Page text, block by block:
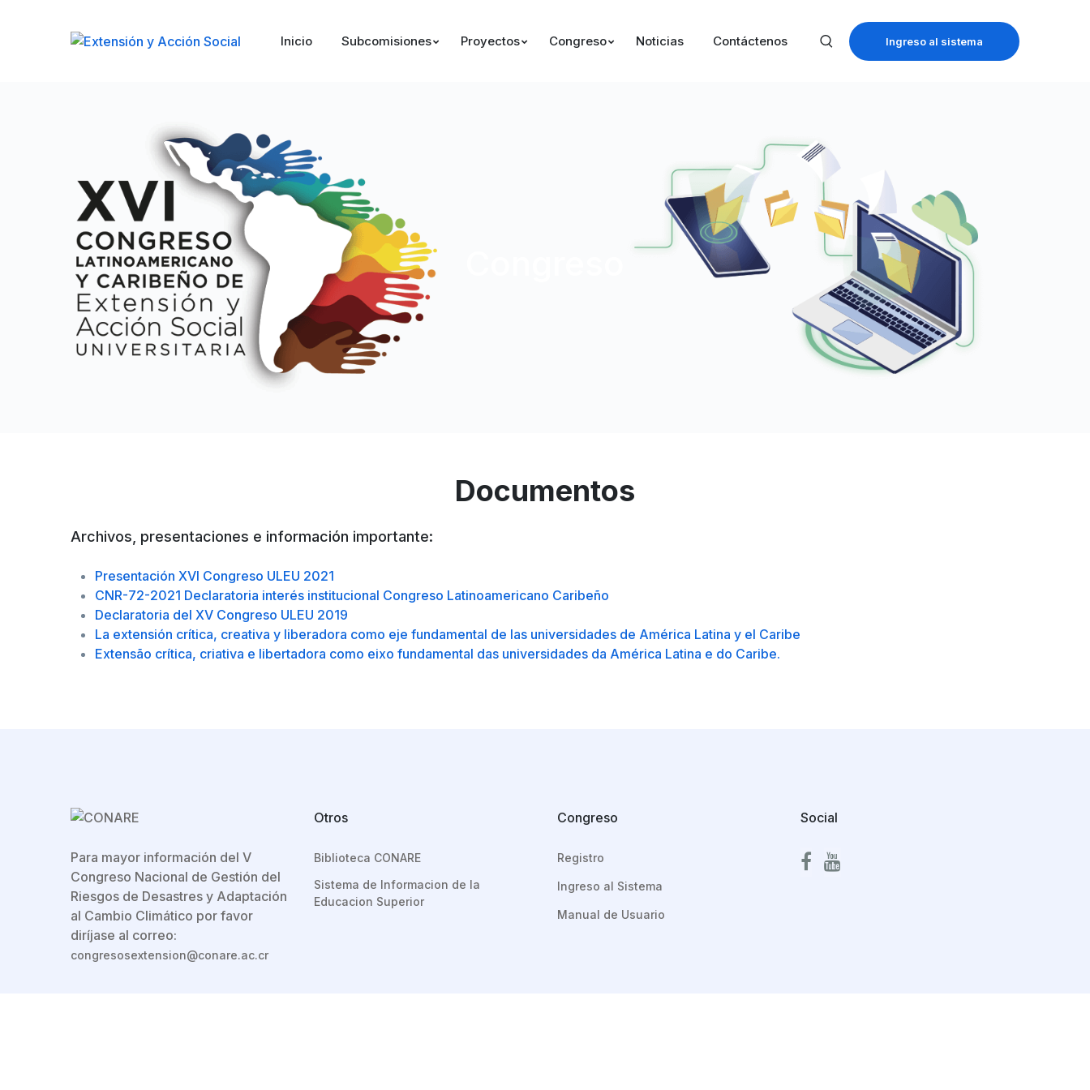
Inicio Subcomisiones Proyectos Congreso Noticias Contáctenos Ingreso al sistema
Documentos
Archivos, presentaciones e información importante:
Presentación XVI Congreso ULEU 2021
CNR-72-2021 Declaratoria interés institucional Congreso Latinoamericano Caribeño
Declaratoria del XV Congreso ULEU 2019
La extensión crítica, creativa y liberadora como eje fundamental de las universidades de América Latina y el Caribe
Extensão crítica, criativa e libertadora como eixo fundamental das universidades da América Latina e do Caribe.
Para mayor información del V
Congreso Nacional de Gestión del
Riesgos de Desastres y Adaptación
al Cambio Climático por favor
diríjase al correo:
congresosextension@conare.ac.cr
Otros
Biblioteca CONARE
Sistema de Informacion de la
Educacion Superior
Congreso
Registro
Ingreso al Sistema
Manual de Usuario
Social